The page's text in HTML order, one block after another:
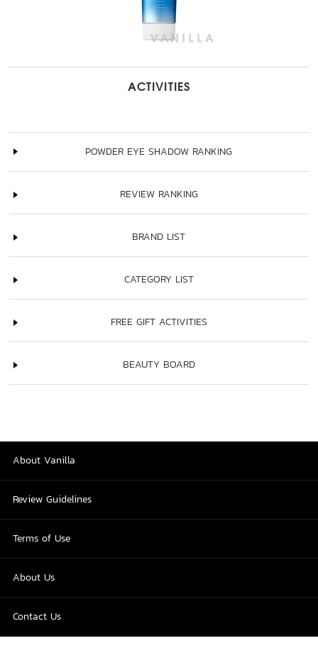
ACTIVITIES
POWDER EYE SHADOW RANKING
REVIEW RANKING
BRAND LIST
CATEGORY LIST
FREE GIFT ACTIVITIES
BEAUTY BOARD
About Vanilla
Review Guidelines
Terms of Use
About Us
Contact Us